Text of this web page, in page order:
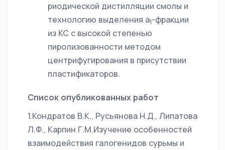
риодической дистилляции смолы и
технологию выделения a1-фракции
из КС с высокой степенью
пиролизованности методом
центрифугирования в присутствии
пластификаторов.
Список опубликованных работ
1.Кондратов В.К., Русьянова Н.Д., Липатова
Л.Ф., Карпин Г.М.Изучение особенностей
взаимодействия галогенидов сурьмы и